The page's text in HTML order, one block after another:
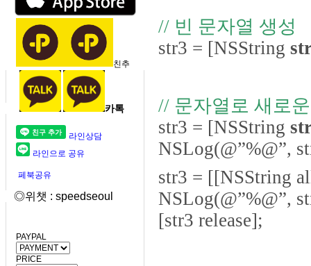
친추
카톡
라인상담
라인으로 공유
페북공유
◎위챗 : speedseoul
PAYPAL
PRICE
// 빈 문자열 생성
str3 = [NSString
// 문자열로 새로
str3 = [NSString
NSLog(@”%@”,
str3 = [[NSString
NSLog(@”%@”,
[str3 release];